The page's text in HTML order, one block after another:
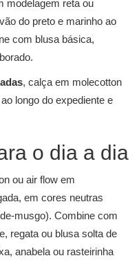
modelagem reta ou
do preto e marinho ao
com blusa básica,
, calça em molecotton
longo do expediente e
o dia a dia
ou air flow em
em cores neutras
musgo). Combine com
regata ou blusa solta de
anabela ou rasteirinha